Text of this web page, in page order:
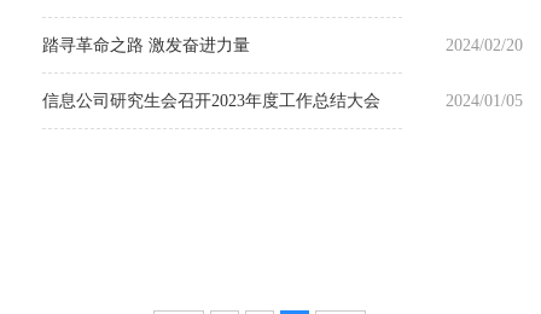
踏寻革命之路 激发奋进力量 2024/02/20
信息公司研究生会召开2023年度工作总结大会 2024/01/05